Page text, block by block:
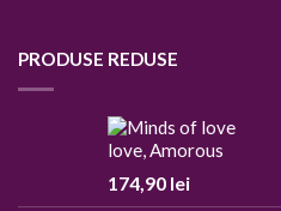
PRODUSE REDUSE
love, Amorous
174,90 lei